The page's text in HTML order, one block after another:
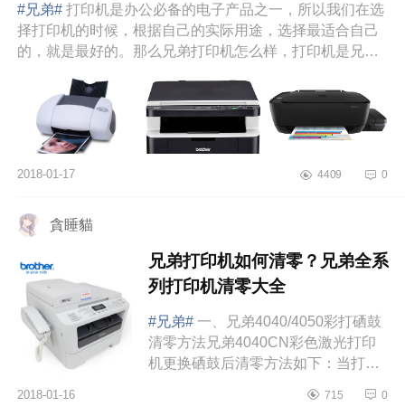
#兄弟# 打印机是办公必备的电子产品之一，所以我们在选
择打印机的时候，根据自己的实际用途，选择最适合自己
的，就是最好的。那么兄弟打印机怎么样，打印机是兄弟
2018-01-17 4409 0
貪睡貓
兄弟打印机如何清零？兄弟全系
列打印机清零大全
#兄弟# 一、兄弟4040/4050彩打硒鼓
清零方法兄弟4040CN彩色激光打印
机更换硒鼓后清零方法如下：当打印
时，就提醒您要更换硒鼓了。当您更
2018-01-16 715 0